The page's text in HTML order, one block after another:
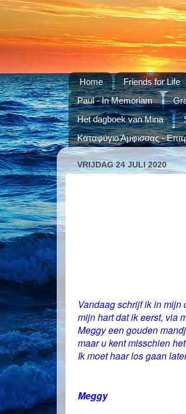
Home Friends for Life
Paul - In Memoriam
Het dagboek van Mina
Καταφύγιο Άμφισσας -
VRIJDAG 24 JULI 2020
Vandaag schrijf ik in
mijn hart dat ik eerst, via
Meggy een gouden
maar u kent misschien
Ik moet haar los gaan
Meggy